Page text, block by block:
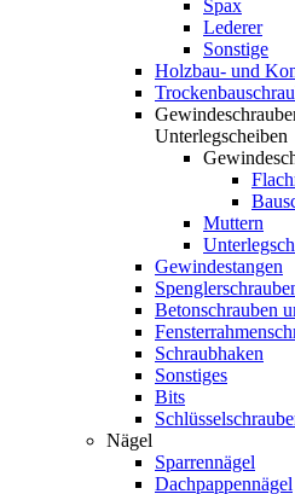
Spax
Lederer
Sonstige
Holzbau- und
Unterlegscheiben
Muttern
Gewindestangen
Betonschrauben
Schraubhaken
Sonstiges
Bits
Nägel
Sparrennägel
Dachpappennägel